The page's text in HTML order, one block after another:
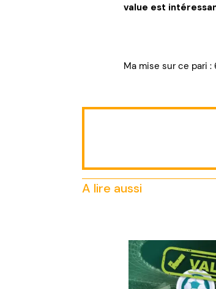
value est
Ma mise sur ce pari
A lire aussi